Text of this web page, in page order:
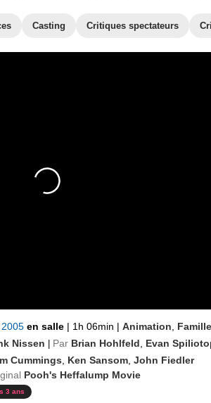
Casting Critiques spectateurs
en salle | 1h 06min | Animation Famille
Nissen | Par Brian Hohlfeld
Evan
Cummings Ken Sansom John Fiedler
Pooh's Heffalump Movie
3 ans